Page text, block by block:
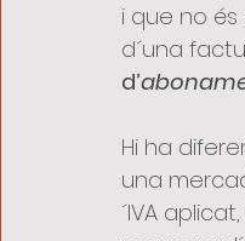
i que no
d´una
d’
Hi ha
una
´IVA